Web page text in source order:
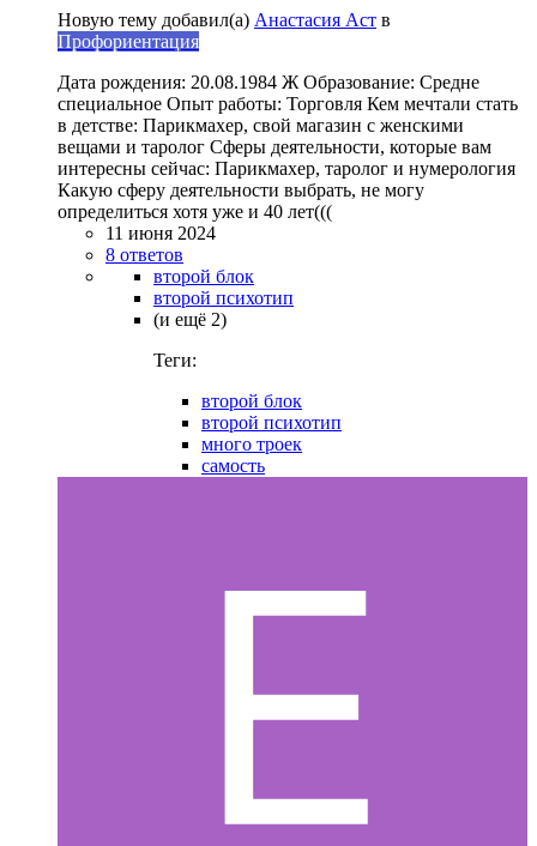
Новую тему добавил(а) Анастасия Аст в
Профориентация
Дата рождения: 20.08.1984 Ж Образование: Средне
специальное Опыт работы: Торговля Кем мечтали стать
в детстве: Парикмахер, свой магазин с женскими
вещами и таролог Сферы деятельности, которые вам
интересны сейчас: Парикмахер, таролог и нумерология
Какую сферу деятельности выбрать, не могу
определиться хотя уже и 40 лет(((
11 июня 2024
8 ответов
второй блок
второй психотип
(и ещё 2)
Теги:
второй блок
второй психотип
много троек
самость